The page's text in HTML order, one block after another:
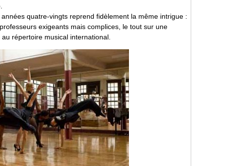
années quatre-vingts reprend fidèlement la même intrigue :
exigeants mais complices, le tout sur une
répertoire musical international.